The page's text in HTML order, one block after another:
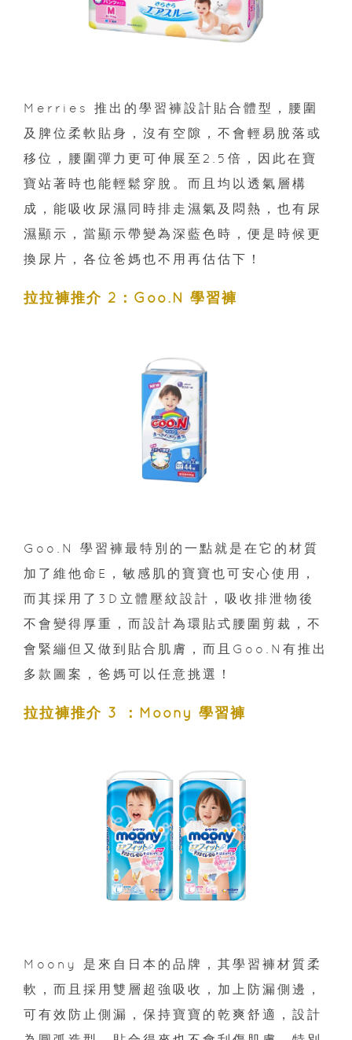
Merries 推出的學習褲設計貼合體型，腰圍
及脾位柔軟貼身，沒有空隙，不會輕易脫落或
移位，腰圍彈力更可伸展至2.5倍，因此在寶
寶站著時也能輕鬆穿脫。而且均以透氣層構
成，能吸收尿濕同時排走濕氣及悶熱，也有尿
濕顯示，當顯示帶變為深藍色時，便是時候更
換尿片，各位爸媽也不用再估估下！
拉拉褲推介 2：Goo.N 學習褲
Goo.N 學習褲最特別的一點就是在它的材質
加了維他命E，敏感肌的寶寶也可安心使用，
而其採用了3D立體壓紋設計，吸收排泄物後
不會變得厚重，而設計為環貼式腰圍剪裁，不
會緊繃但又做到貼合肌膚，而且Goo.N有推出
多款圖案，爸媽可以任意挑選！
拉拉褲推介 3 ：Moony 學習褲
Moony 是來自日本的品牌，其學習褲材質柔
軟，而且採用雙層超強吸收，加上防漏側邊，
可有效防止側漏，保持寶寶的乾爽舒適，設計